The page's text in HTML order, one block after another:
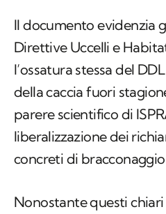
Il documento evidenzia
Direttive Uccelli e
l’ossatura stessa del
della caccia fuori
parere scientifico di
liberalizzazione dei
concreti di
Nonostante questi chiari